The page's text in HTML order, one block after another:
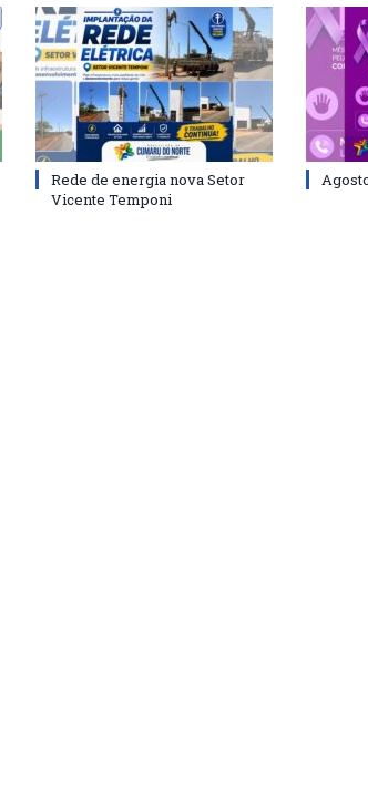
Rede de energia nova Setor
Vicente Temponi